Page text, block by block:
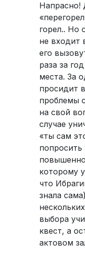
Напрасно!
горел.. Но
не входит
его
раза за
места. За
просидит
проблемы
на свой
случае
«ты сам
попросить
которому
что
знала
выбора
квест, а
актовом